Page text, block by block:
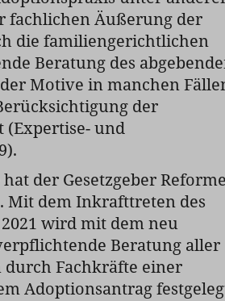
fachlichen Äußerung der
die familiengerichtlichen
Beratung des
Motive in manchen
der
und
der Gesetzgeber
Mit dem Inkrafttreten des
wird mit dem neu
Beratung aller
Fachkräfte einer
Adoptionsantrag